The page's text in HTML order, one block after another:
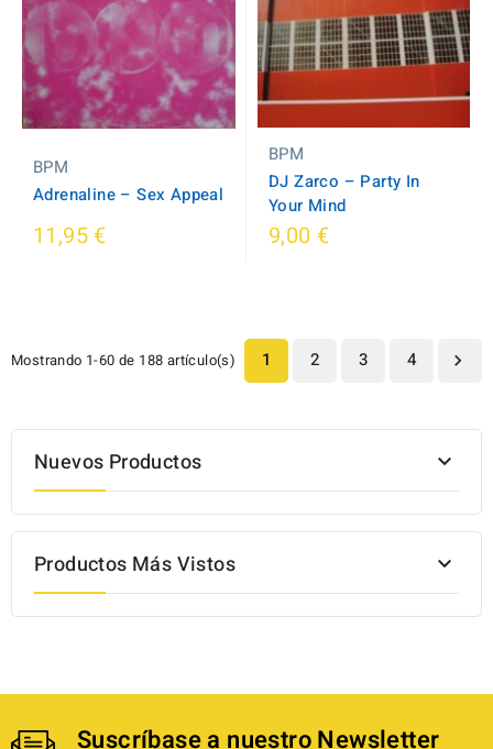
BPM
Adrenaline ‎– Sex Appeal
11,95 €
BPM
DJ Zarco ‎– Party In
Your Mind
9,00 €
Mostrando 1-60 de 188 artículo(s) 1 2 3 4 
Nuevos Productos 
Productos Más Vistos 
Suscríbase a nuestro Newsletter